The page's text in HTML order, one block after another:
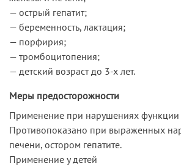
— острый гепатит;
— беременность, лактация;
— порфирия;
— тромбоцитопения;
— детский возраст до 3-х лет.
Меры предосторожности
Применение при нарушениях функции
Противопоказано при выраженных
печени, остором гепатите.
Применение у детей